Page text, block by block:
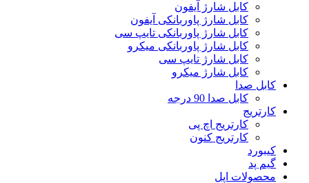
کابل شارژ آیفون
کابل شارژ پاوربانکی آیفون
کابل شارژ پاوربانکی تایپ سی
کابل شارژ پاوربانکی میکرو
کابل شارژ تایپ سی
کابل شارژ میکرو
کابل صدا
کابل صدا 90 درجه
کارتریج
کارتریج اچ پی
کارتریج کنون
کیبورد
گیم پد
محصولات اپل